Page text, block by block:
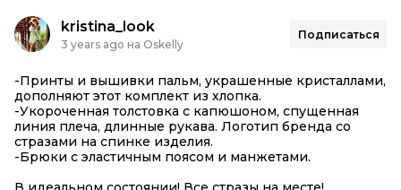
kristina_look
3 years ago на Oskelly
Подписаться
-Принты и вышивки пальм, украшенные кристаллами,
дополняют этот комплект из хлопка.
-Укороченная толстовка с капюшоном, спущенная
линия плеча, длинные рукава. Логотип бренда со
стразами на спинке изделия.
-Брюки с эластичным поясом и манжетами.